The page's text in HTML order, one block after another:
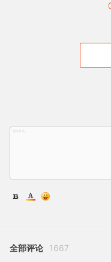
全部评论 1667